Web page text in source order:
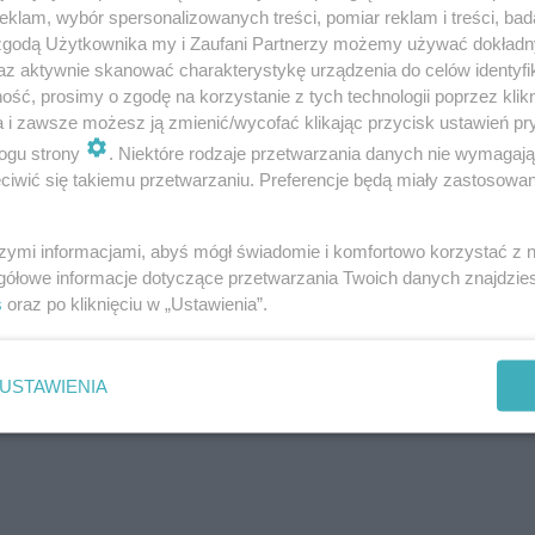
obecnie na terenie części Skotnik. Dlaczego?Wybór
szczegółowe analizy prowadzone we współpracy z
Krakowa, a w końcowym etapie porównano
za miejsce o największym potencjale do
Usługa jest dostępna w dni powszednie, od
łącznie sześciu pasażerów może korzystać z jednego
wybór spersonalizowanych treści, pomiar reklam i treści,
Użytkownika my i Zaufani Partnerzy możemy używać
aktywnie skanować charakterystykę urządzenia do celów
prosimy o zgodę na korzystanie z tych technologii poprzez
i zawsze możesz ją zmienić/wycofać klikając przycisk ustawień
strony
. Niektóre rodzaje przetwarzania danych nie
się takiemu przetwarzaniu. Preferencje będą miały
informacjami, abyś mógł świadomie i komfortowo korzystać z
informacje dotyczące przetwarzania Twoich danych
oraz po kliknięciu w „Ustawienia”.
USTAWIENIA